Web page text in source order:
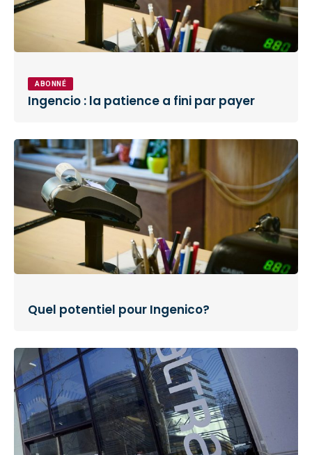
ABONNÉ
Ingencio : la patience a fini par payer
Quel potentiel pour Ingenico?